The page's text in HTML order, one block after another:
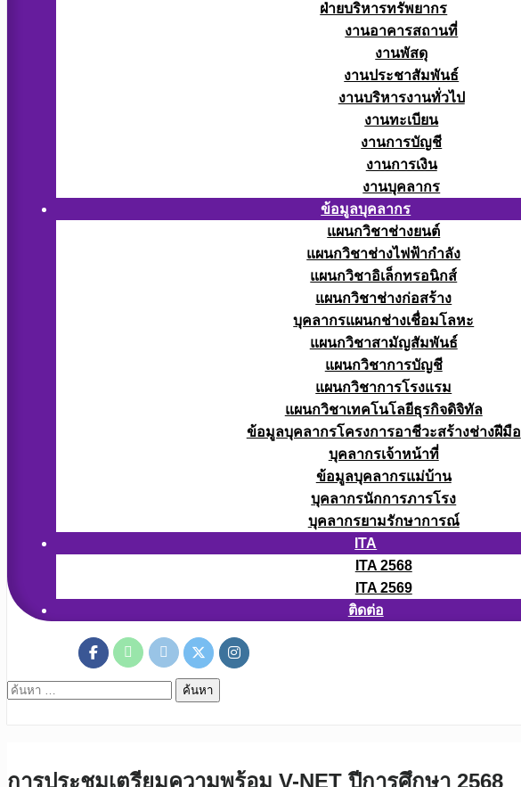
ฝ่ายบริหารทรัพยากร
งานอาคารสถานที่
งานพัสดุ
งานประชาสัมพันธ์
งานบริหารงานทั่วไป
งานทะเบียน
งานการบัญชี
งานการเงิน
งานบุคลากร
ข้อมูลบุคลากร
แผนกวิชาช่างยนต์
แผนกวิชาช่างไฟฟ้ากำลัง
แผนกวิชาอิเล็กทรอนิกส์
แผนกวิชาช่างก่อสร้าง
บุคลากรแผนกช่างเชื่อมโลหะ
แผนกวิชาสามัญสัมพันธ์
แผนกวิชาการบัญชี
แผนกวิชาการโรงแรม
แผนกวิชาเทคโนโลยีธุรกิจดิจิทัล
ข้อมูลบุคลากรโครงการอาชีวะสร้างช่างฝีมือ
บุคลากรเจ้าหน้าที่
ข้อมูลบุคลากรแม่บ้าน
บุคลากรนักการภารโรง
บุคลากรยามรักษาการณ์
ITA
ITA 2568
ITA 2569
ติดต่อ
ค้นหา
การประชุมเตรียมความพร้อม V-NET ปีการศึกษา 2568